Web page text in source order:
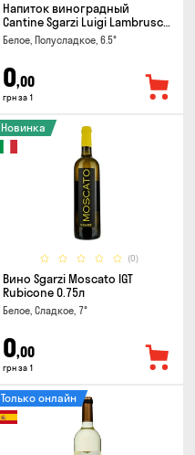
Напиток виноградный
Cantine Sgarzi Luigi Lambrusco
IGT Emilia Bianca Frizziante
0.75л
Белое, Полусладкое, 6.5°
0,00
грн за 1
(0)
Новинка
Вино Sgarzi Moscato IGT
Rubicone 0.75л
Белое, Сладкое, 7°
0,00
грн за 1
Только онлайн